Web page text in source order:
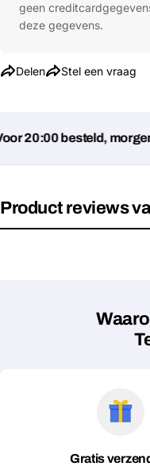
geen
deze gegevens.
Delen Stel een vraag
Jouw
telefoon
bericht
Velden gemarkeerd
20:00 besteld, morgen
Product reviews
Gratis